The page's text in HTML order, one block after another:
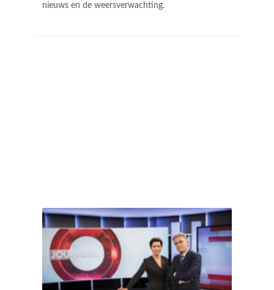
nieuws en de weersverwachting.